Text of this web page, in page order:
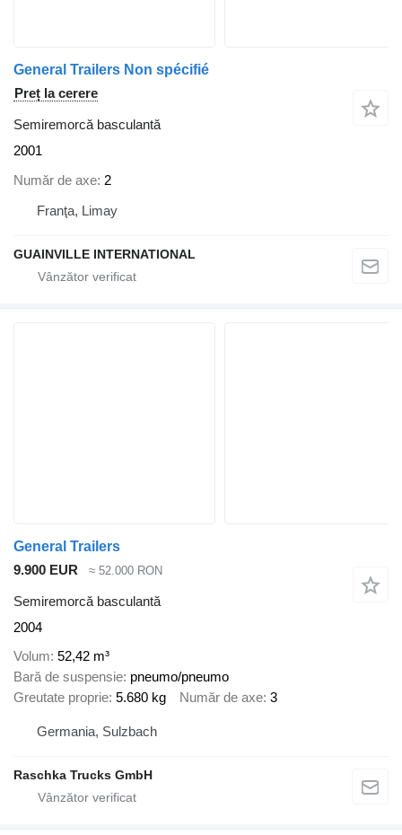
General Trailers Non spécifié
Preț la cerere
Semiremorcă basculantă
2001
Număr de axe 2
Franţa, Limay
GUAINVILLE INTERNATIONAL
General Trailers
9.900 EUR
≈ 52.000 RON
Semiremorcă basculantă
2004
Volum 52,42 m³
Bară de suspensie pneumo/pneumo
Greutate proprie 5.680 kg Număr de axe 3
Germania, Sulzbach
Raschka Trucks GmbH